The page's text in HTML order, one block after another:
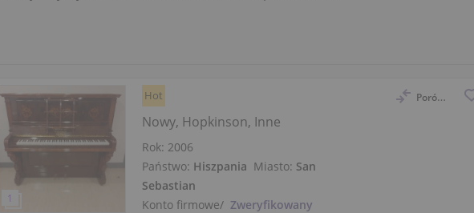
Porównaj
Hot
Nowy, Hopkinson, Inne
Rok: 2006
Państwo: Hiszpania Miasto: San
Sebastian
Konto firmowe/ Zweryfikowany